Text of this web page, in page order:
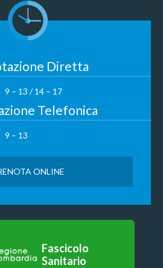
Diretta
9 – 13 / 14 – 17
Telefonica
9 – 13
ONLINE
Fascicolo
Sanitario